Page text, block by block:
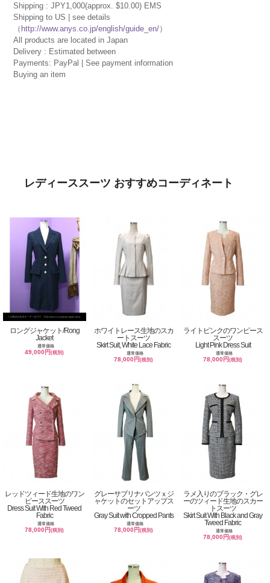
Shipping : JPY1,000(approx. $10.00) EMS
Shipping to US | see details
（ http://www.anys.co.jp/english/guide_en/）
All products are located in Japan
Delivery : Estimated between
Payments: PayPal | See payment information
Buying an item
レディーススーツ おすすめコーディネート
ロングジャケット/Rong
Jacket
通常価格
49,000円(税別)
ホワイトレース生地のスカ
ートスーツ
Skirt Suit, White Lace Fabric
通常価格
78,000円(税別)
ライトピンクのワンピース
スーツ
Light Pink Dress Suit
通常価格
78,000円(税別)
レッドツィード生地のワン
ピーススーツ
Dress Suit With Red Tweed
Fabric
通常価格
78,000円(税別)
グレーサブリナパンツｘジ
ャケットのセットアップス
ーツ
Gray Suit with Cropped Pants
通常価格
78,000円(税別)
ラメ入りのブラック・グレ
ーのツィード生地のスカー
トスーツ
Skirt Suit With Black and Gray
Tweed Fabric
通常価格
78,000円(税別)